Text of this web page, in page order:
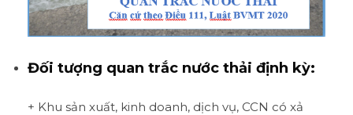
Đối tượng quan trắc nước thải định kỳ:
+ Khu sản xuất, kinh doanh, dịch vụ, CCN có xả